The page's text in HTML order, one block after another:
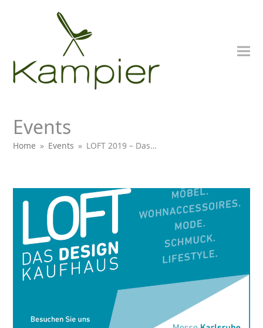
Events
Home » Events » LOFT 2019 – Das…